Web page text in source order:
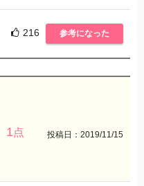
216 参考になった
1点 投稿日：2019/11/15